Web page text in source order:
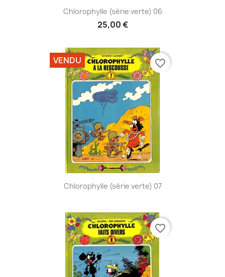
Chlorophylle (série verte) 06
25,00 €
Chlorophylle (série verte) 07
VENDU favorite_border
favorite_border